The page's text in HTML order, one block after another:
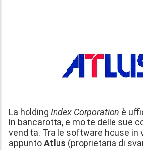
La holding Index Corporation è
in bancarotta, e molte delle sue
vendita. Tra le software house in
appuntoAtlus (proprietaria di